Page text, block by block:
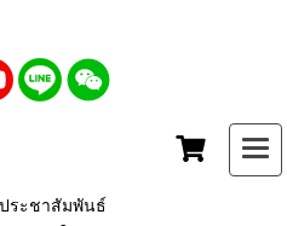
ประชาสัมพันธ์